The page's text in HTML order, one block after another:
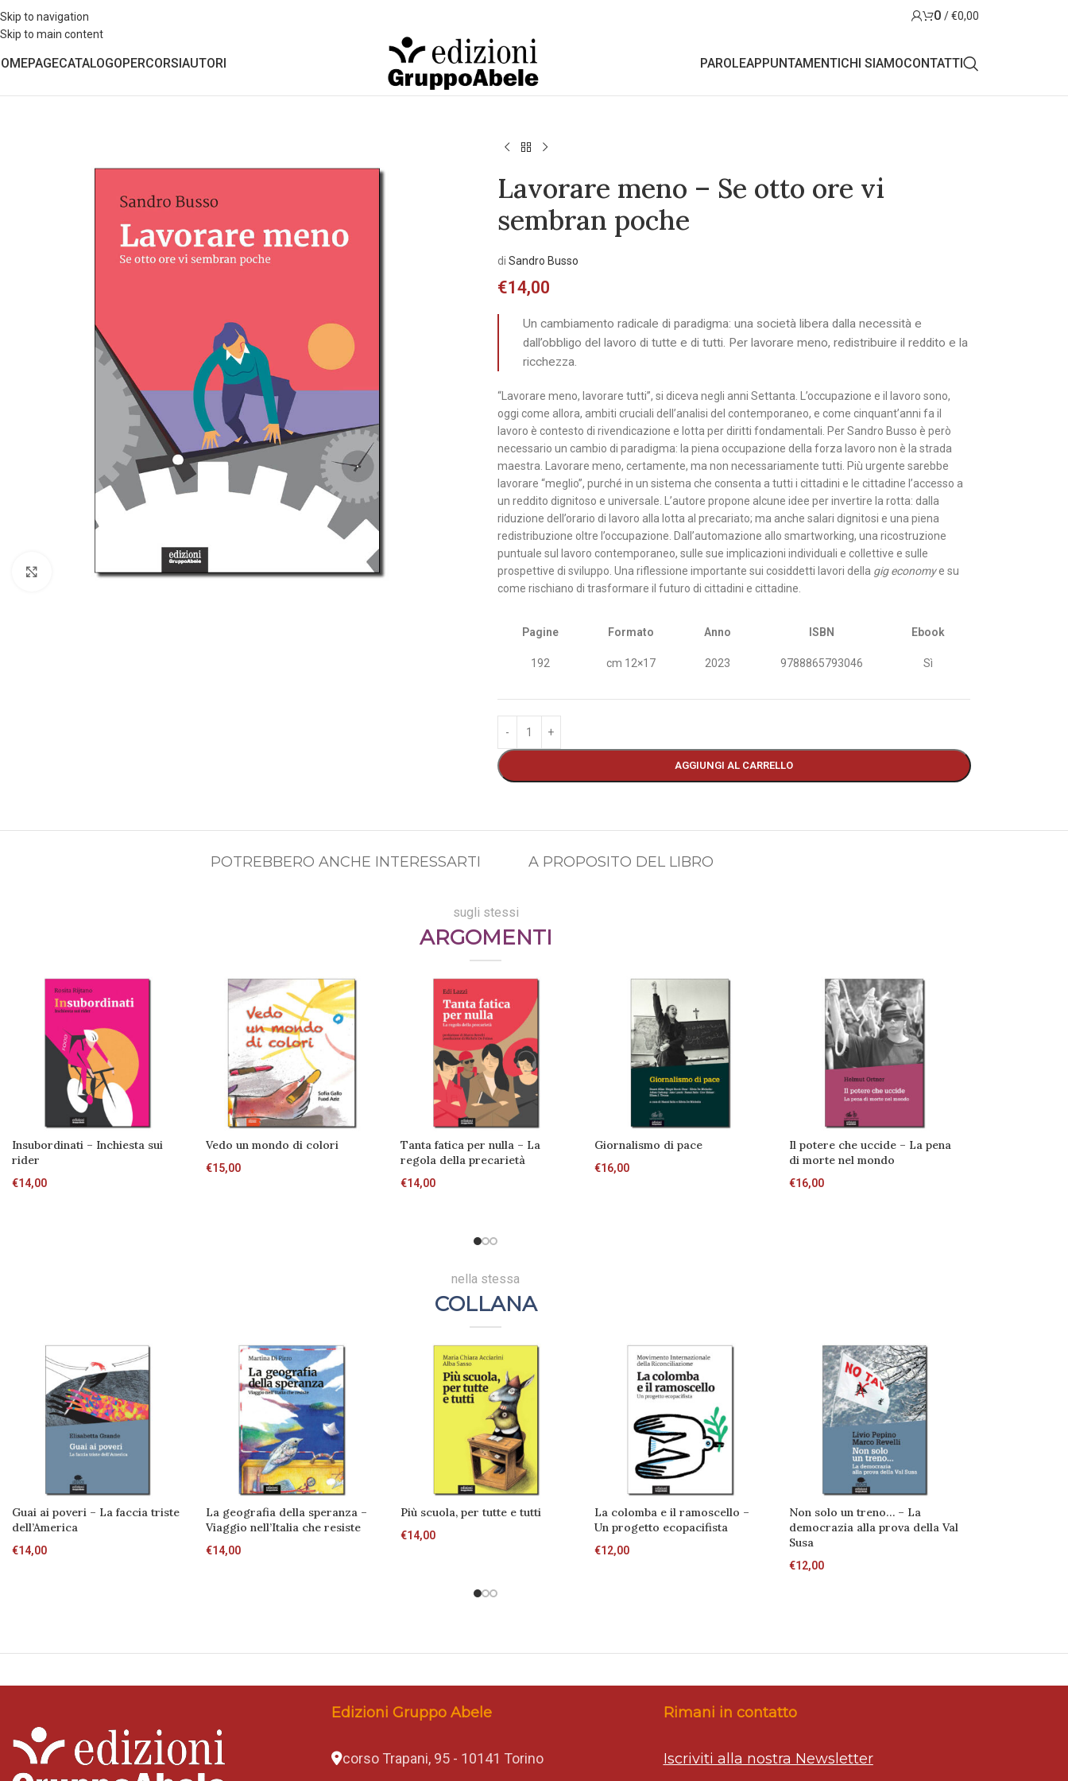
Skip to navigation
Skip to main content
0 /€0,00
CATALOGOPERCORSIAUTORI PAROLEAPPUNTAMENTICHI SIAMOCONTATTI
Allarga l'immagine
Lavorare meno – Se otto ore vi
sembran poche
di Sandro Busso
€14,00
Un cambiamento radicale di paradigma: una società libera dalla necessità e
dall’obbligo del lavoro di tutte e di tutti. Per lavorare meno, redistribuire il reddito e la
ricchezza.
“Lavorare meno, lavorare tutti”, si diceva negli anni Settanta. L’occupazione e il lavoro sono,
oggi come allora, ambiti cruciali dell’analisi del contemporaneo, e come cinquant’anni fa il
lavoro è contesto di rivendicazione e lotta per diritti fondamentali. Per Sandro Busso è però
necessario un cambio di paradigma: la piena occupazione della forza lavoro non è la strada
maestra. Lavorare meno, certamente, ma non necessariamente tutti. Più urgente sarebbe
lavorare “meglio”, purché in un sistema che consenta a tutti i cittadini e le cittadine l’accesso a
un reddito dignitoso e universale. L’autore propone alcune idee per invertire la rotta: dalla
riduzione dell’orario di lavoro alla lotta al precariato; ma anche salari dignitosi e una piena
redistribuzione oltre l’occupazione. Dall’automazione allo smartworking, una ricostruzione
puntuale sul lavoro contemporaneo, sulle sue implicazioni individuali e collettive e sulle
prospettive di sviluppo. Una riflessione importante sui cosiddetti lavori della gig economye su
come rischiano di trasformare il futuro di cittadini e cittadine.
Pagine
192
Formato
cm 12×17
Anno
2023
ISBN
9788865793046
Ebook
Sì
AGGIUNGI AL CARRELLO
POTREBBERO ANCHE INTERESSARTI A PROPOSITO DEL LIBRO
sugli stessi
ARGOMENTI
Insubordinati – Inchiesta sui
rider
€14,00
Vedo un mondo di colori
€15,00
Tanta fatica per nulla – La
regola della precarietà
€14,00
Giornalismo di pace
€16,00
Il potere che uccide – La pena
di morte nel mondo
€16,00
nella stessa
COLLANA
Guai ai poveri – La faccia triste
dell’America
€14,00
La geografia della speranza –
Viaggio nell’Italia che resiste
€14,00
Più scuola, per tutte e tutti
€14,00
La colomba e il ramoscello –
Un progetto ecopacifista
€12,00
Non solo un treno… – La
democrazia alla prova della Val
Susa
€12,00
Edizioni Gruppo Abele
corso Trapani, 95 - 10141 Torino
Rimani in contatto
Iscriviti alla nostra Newsletter